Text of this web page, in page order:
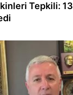
Tepkili: 13